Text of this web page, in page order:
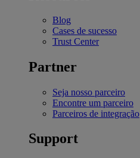
Blog
Cases de sucesso
Trust Center
Partner
Seja nosso parceiro
Encontre um parceiro
Parceiros de integração
Support